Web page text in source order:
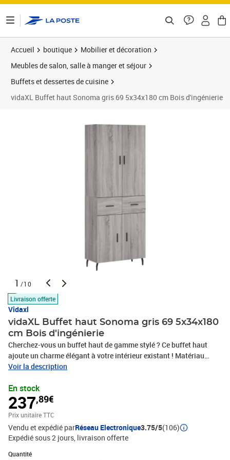
Accueil boutique
Mobilier et décoration
Meubles de salon, salle à manger et séjour
Buffets et dessertes de cuisine
vidaXL Buffet haut Sonoma gris 69 5x34x180 cm Bois d'ingénierie
1 /10
Livraison offerte
Vidaxl
vidaXL Buffet haut Sonoma gris 69 5x34x180
cm Bois d'ingénierie
Cherchez-vous un buffet haut de gamme stylé ? Ce buffet haut
ajoute un charme élégant à votre intérieur existant ! Matériau
durable : le bois d'ingénierie est d'une qualité exceptionnelle avec
résistance à l'humidité.Grand espace de rangement : l'armoire
offre un grand espace de rangement pour garder vos différents
articles essentiels quotidiens bien organisés et facilement
accessibles.Portes pratiques : gardez votre espace sans
encombrement en cachant de petits articles essentiels derrière les
portes de l'armoire de rangement.Pieds en métal : les pieds en
métal ajoutent un style calme à votre intérieur tout en assurant la
Voir la description
En stock
237,89€
Prix unitaire TTC
Vendu et expédié parRéseau Electronique3.75/5(106)
Expédié sous 2 jours livraison offerte
Quantité
Quantité : 1